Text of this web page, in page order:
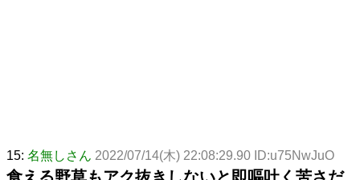
15: 名無しさん 2022/07/14(木) 22:08:29.90 ID:u75NwJuO